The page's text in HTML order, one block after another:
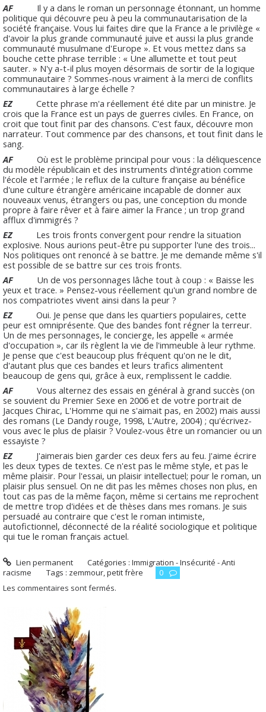
AF
Il y a dans le roman un personnage étonnant, un homme
politique qui découvre peu à peu la communautarisation de la
société française. Vous lui faites dire que la France a le privilège «
d'avoir la plus grande communauté juive et aussi la plus grande
communauté musulmane d'Europe ». Et vous mettez dans sa
bouche cette phrase terrible : « Une allumette et tout peut
sauter. » N'y a-t-il plus moyen désormais de sortir de la logique
communautaire ? Sommes-nous vraiment à la merci de conflits
communautaires à large échelle ?
EZCette phrase m'a réellement été dite par un ministre. Je
crois que la France est un pays de guerres civiles. En France, on
croit que tout finit par des chansons. C'est faux, découvre mon
narrateur. Tout commence par des chansons, et tout finit dans le
sang.
AF
Où est le problème principal pour vous : la déliquescence
du modèle républicain et des instruments d'intégration comme
l'école et l'armée ; le reflux de la culture française au bénéfice
d'une culture étrangère américaine incapable de donner aux
nouveaux venus, étrangers ou pas, une conception du monde
propre à faire rêver et à faire aimer la France ; un trop grand
afflux d'immigrés ?
EZ
Les trois fronts convergent pour rendre la situation
explosive. Nous aurions peut-être pu supporter l'une des trois...
Nos politiques ont renoncé à se battre. Je me demande même s'il
est possible de se battre sur ces trois fronts.
AFUn de vos personnages lâche tout à coup : « Baisse les
yeux et trace. » Pensez-vous réellement qu'un grand nombre de
nos compatriotes vivent ainsi dans la peur ?
EZ Oui. Je pense que dans les quartiers populaires, cette
peur est omniprésente. Que des bandes font régner la terreur.
Un de mes personnages, le concierge, les appelle « armée
d'occupation », car ils règlent la vie de l'immeuble à leur rythme.
Je pense que c'est beaucoup plus fréquent qu'on ne le dit,
d'autant plus que ces bandes et leurs trafics alimentent
beaucoup de gens qui, grâce à eux, remplissent le caddie.
AF
Vous alternez des essais en général à grand succès (on
se souvient du Premier Sexe en 2006 et de votre portrait de
Jacques Chirac, L'Homme qui ne s'aimait pas, en 2002) mais aussi
des romans (Le Dandy rouge, 1998, L'Autre, 2004) ; qu'écrivez-
vous avec le plus de plaisir ? Voulez-vous être un romancier ou un
essayiste ?
EZ
J'aimerais bien garder ces deux fers au feu. J'aime écrire
les deux types de textes. Ce n'est pas le même style, et pas le
même plaisir. Pour l'essai, un plaisir intellectuel; pour le roman, un
plaisir plus sensuel. On ne dit pas les mêmes choses non plus, en
tout cas pas de la même façon, même si certains me reprochent
de mettre trop d'idées et de thèses dans mes romans. Je suis
persuadé au contraire que c'est le roman intimiste,
autofictionnel, déconnecté de la réalité sociologique et politique
qui tue le roman français actuel.
Lien permanent Catégories :Immigration - Insécurité - Anti
racisme
Tags : zemmour,petit frère
0
Les commentaires sont fermés.